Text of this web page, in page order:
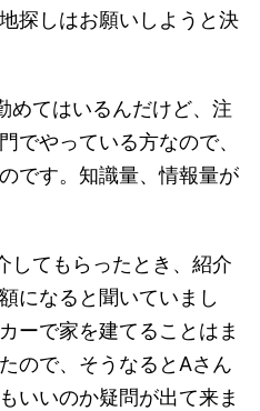
探しはお願いしようと決
てはいるんだけど、 注
でやっている方なので、
です。知識量、情報量が
てもらったとき、 紹介
になる と聞いていまし
ーで家を建てることはま
ので、そうなるとAさん
いいのか疑問が出て来ま